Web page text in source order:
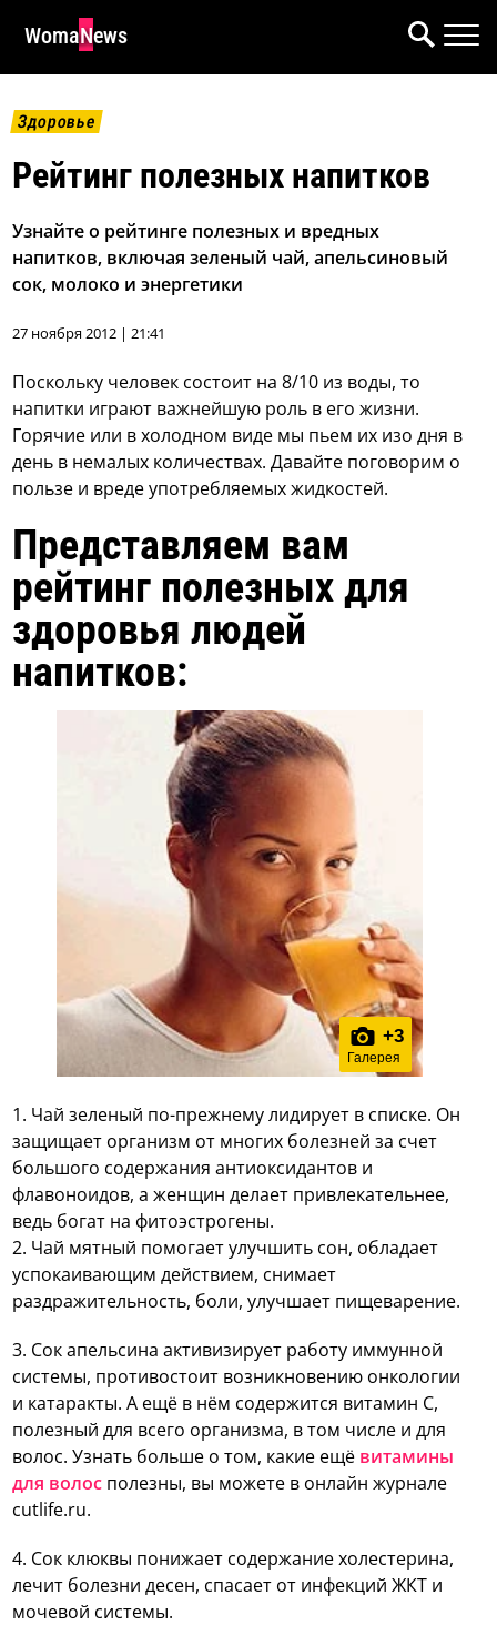
WomaNews
Здоровье
Рейтинг полезных напитков
Узнайте о рейтинге полезных и вредных
напитков, включая зеленый чай, апельсиновый
сок, молоко и энергетики
27 ноября 2012 | 21:41
Поскольку человек состоит на 8/10 из воды, то
напитки играют важнейшую роль в его жизни.
Горячие или в холодном виде мы пьем их изо дня в
день в немалых количествах. Давайте поговорим о
пользе и вреде употребляемых жидкостей.
Представляем вам
рейтинг полезных для
здоровья людей
напитков:
+3
Галерея
1. Чай зеленый по-прежнему лидирует в списке. Он
защищает организм от многих болезней за счет
большого содержания антиоксидантов и
флавоноидов, а женщин делает привлекательнее,
ведь богат на фитоэстрогены.
2. Чай мятный помогает улучшить сон, обладает
успокаивающим действием, снимает
раздражительность, боли, улучшает пищеварение.
3. Сок апельсина активизирует работу иммунной
системы, противостоит возникновению онкологии
и катаракты. А ещё в нём содержится витамин С,
полезный для всего организма, в том числе и для
волос. Узнать больше о том, какие ещё витамины
для волос полезны, вы можете в онлайн журнале
cutlife.ru.
4. Сок клюквы понижает содержание холестерина,
лечит болезни десен, спасает от инфекций ЖКТ и
мочевой системы.